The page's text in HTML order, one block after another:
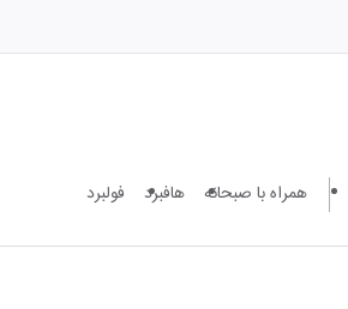
همراه با صبحانه هافبرد فولبرد